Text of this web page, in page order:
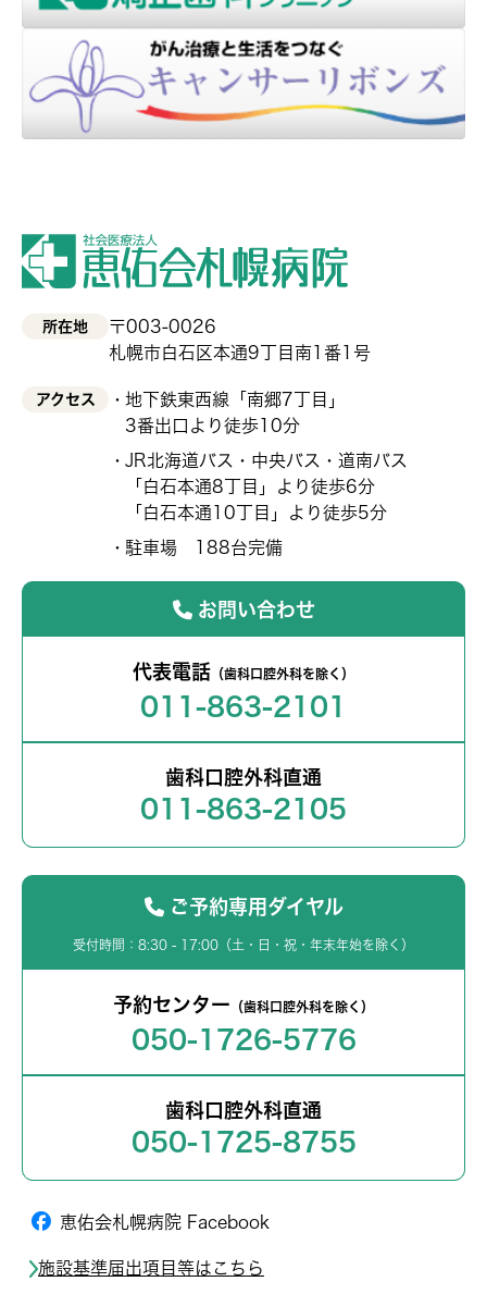
所在地
〒003-0026
札幌市白石区本通9丁目南1番1号
アクセス
地下鉄東西線「南郷7丁目」
3番出口より徒歩10分
JR北海道バス・中央バス・道南バス
「白石本通8丁目」より徒歩6分
「白石本通10丁目」より徒歩5分
駐車場 188台完備
お問い合わせ
代表電話 （歯科口腔外科を除く）
011-863-2101
歯科口腔外科直通
011-863-2105
ご予約専用ダイヤル
受付時間：8:30 - 17:00（土・日・祝・年末年始を除く）
予約センター （歯科口腔外科を除く）
050-1726-5776
歯科口腔外科直通
050-1725-8755
恵佑会札幌病院 Facebook
施設基準届出項目等はこちら